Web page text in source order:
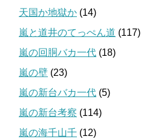
天国か地獄か (14)
嵐と道井のてっぺん道 (117)
嵐の回胴バカ一代 (18)
嵐の壁 (23)
嵐の新台バカ一代 (5)
嵐の新台考察 (114)
嵐の海千山千 (12)